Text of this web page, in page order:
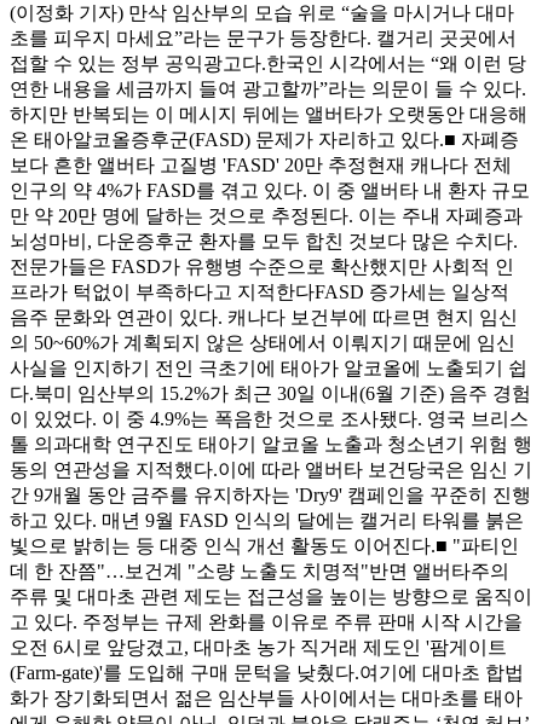
(이정화 기자) 만삭 임산부의 모습 위로 “술을 마시거나 대마
초를 피우지 마세요”라는 문구가 등장한다. 캘거리 곳곳에서
접할 수 있는 정부 공익광고다.한국인 시각에서는 “왜 이런 당
연한 내용을 세금까지 들여 광고할까”라는 의문이 들 수 있다.
하지만 반복되는 이 메시지 뒤에는 앨버타가 오랫동안 대응해
온 태아알코올증후군(FASD) 문제가 자리하고 있다.■ 자폐증
보다 흔한 앨버타 고질병 'FASD' 20만 추정현재 캐나다 전체
인구의 약 4%가 FASD를 겪고 있다. 이 중 앨버타 내 환자 규모
만 약 20만 명에 달하는 것으로 추정된다. 이는 주내 자폐증과
뇌성마비, 다운증후군 환자를 모두 합친 것보다 많은 수치다.
전문가들은 FASD가 유행병 수준으로 확산했지만 사회적 인
프라가 턱없이 부족하다고 지적한다FASD 증가세는 일상적
음주 문화와 연관이 있다. 캐나다 보건부에 따르면 현지 임신
의 50~60%가 계획되지 않은 상태에서 이뤄지기 때문에 임신
사실을 인지하기 전인 극초기에 태아가 알코올에 노출되기 쉽
다.북미 임산부의 15.2%가 최근 30일 이내(6월 기준) 음주 경험
이 있었다. 이 중 4.9%는 폭음한 것으로 조사됐다. 영국 브리스
톨 의과대학 연구진도 태아기 알코올 노출과 청소년기 위험 행
동의 연관성을 지적했다.이에 따라 앨버타 보건당국은 임신 기
간 9개월 동안 금주를 유지하자는 'Dry9' 캠페인을 꾸준히 진행
하고 있다. 매년 9월 FASD 인식의 달에는 캘거리 타워를 붉은
빛으로 밝히는 등 대중 인식 개선 활동도 이어진다.■ "파티인
데 한 잔쯤"…보건계 "소량 노출도 치명적"반면 앨버타주의
주류 및 대마초 관련 제도는 접근성을 높이는 방향으로 움직이
고 있다. 주정부는 규제 완화를 이유로 주류 판매 시작 시간을
오전 6시로 앞당겼고, 대마초 농가 직거래 제도인 '팜게이트
(Farm-gate)'를 도입해 구매 문턱을 낮췄다.여기에 대마초 합법
화가 장기화되면서 젊은 임산부들 사이에서는 대마초를 태아